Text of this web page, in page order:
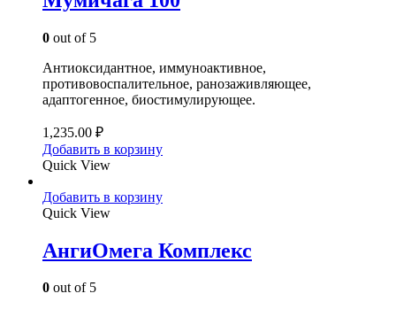
0 out of 5
Антиоксидантное, иммуноактивное,
противовоспалительное, ранозаживляющее,
адаптогенное, биостимулирующее.
1,235.00 ₽
Добавить в корзину
Quick View
Добавить в корзину
Quick View
АнгиОмега Комплекс
0 out of 5